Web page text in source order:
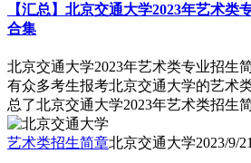
【汇总】北京交通大学2023年艺术类
合集
北京交通大学2023年艺术类专业招生
有众多考生报考北京交通大学的艺术
总了北京交通大学2023年艺术类招生
艺术类招生简章北京交通大学2023/9/21